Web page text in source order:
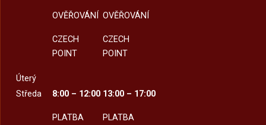
OVĚŘOVÁNÍ
CZECH
POINT
OVĚŘOVÁNÍ
CZECH
POINT
Úterý
Středa
8:00 – 12:00
PLATBA
13:00 – 17:00
PLATBA